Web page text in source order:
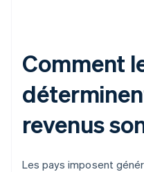
Comment
revenus
Les pays imposent